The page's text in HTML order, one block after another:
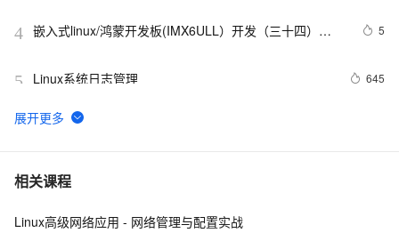
4 嵌入式linux/鸿蒙开发板(IMX6ULL）开发（三十四）
5
5 Linux系统日志管理 645
6 VMware安装Linux第一天
7 linux DHCP
8 Linux系统命令归纳
相关课程
Linux高级网络应用 - 网络管理与配置实战